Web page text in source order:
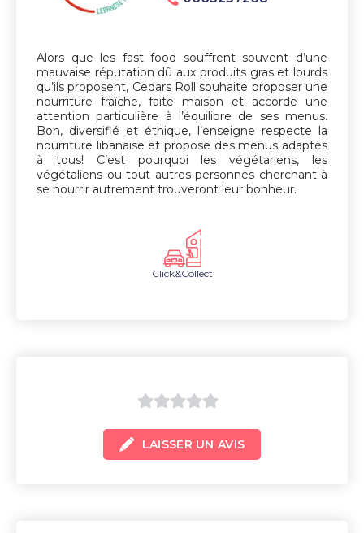
Alors que les fast food souffrent souvent d’une
mauvaise réputation dû aux produits gras et lourds
qu’ils proposent, Cedars Roll souhaite proposer une
nourriture fraîche, faite maison et accorde une
attention particulière à l’équilibre de ses menus.
Bon, diversifié et éthique, l’enseigne respecte la
nourriture libanaise et propose des menus adaptés
à tous! C’est pourquoi les végétariens, les
végétaliens ou tout autres personnes cherchant à
se nourrir autrement trouveront leur bonheur.
Click&Collect
sur
LAISSER UN AVIS